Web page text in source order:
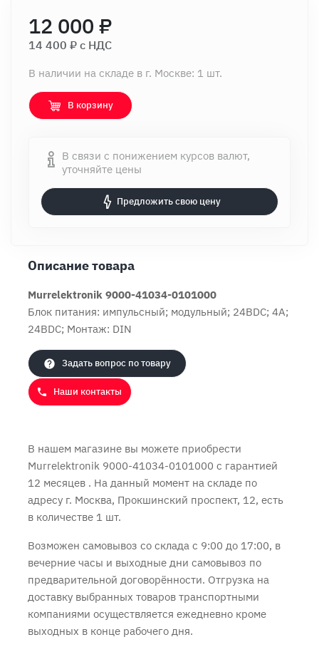
12 000 ₽
14 400 ₽ c НДС
В наличии на складе в г. Москве: 1 шт.
В корзину
В связи с понижением курсов валют,
уточняйте цены
Предложить свою цену
Описание товара
Murrelektronik 9000-41034-0101000
Блок питания: импульсный; модульный; 24ВDC; 4А;
24ВDC; Монтаж: DIN
Задать вопрос по товару
Наши контакты
В нашем магазине вы можете приобрести
Murrelektronik 9000-41034-0101000 с гарантией
12 месяцев . На данный момент на складе по
адресу г. Москва, Прокшинский проспект, 12, есть
в количестве 1 шт.
Возможен самовывоз со склада с 9:00 до 17:00, в
вечерние часы и выходные дни самовывоз по
предварительной договорённости. Отгрузка на
доставку выбранных товаров транспортными
компаниями осуществляется ежедневно кроме
выходных в конце рабочего дня.
Продолжить покупки